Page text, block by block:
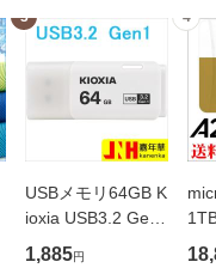
3
USBメモリ64GB K
ioxia USB3.2 Gen1
日本製 海外パッケ
1,885円
4